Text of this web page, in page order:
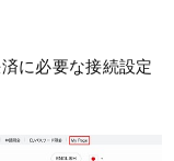
に必要な接続設定